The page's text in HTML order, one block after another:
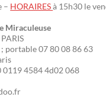
– HORAIRESà 15h30 le
Miraculeuse
portable 07 80 08 86 63
0119 4584 4d02 068